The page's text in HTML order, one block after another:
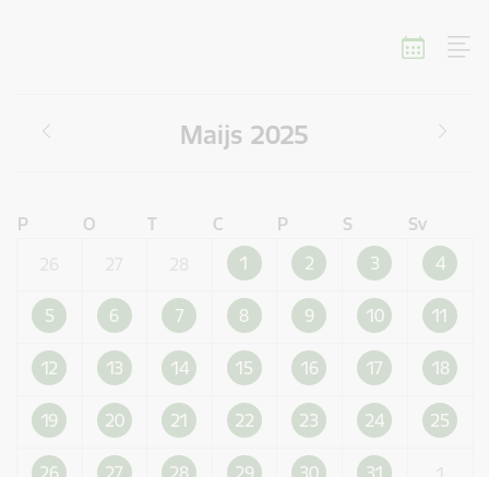
Maijs 2025
P O T C P S
Sv
1 2 3 4
5 6 7 8 9 10 11
12 13 14 15 16 17 18
19 20 21 22 23 24 25
26 27 28 29 30 31